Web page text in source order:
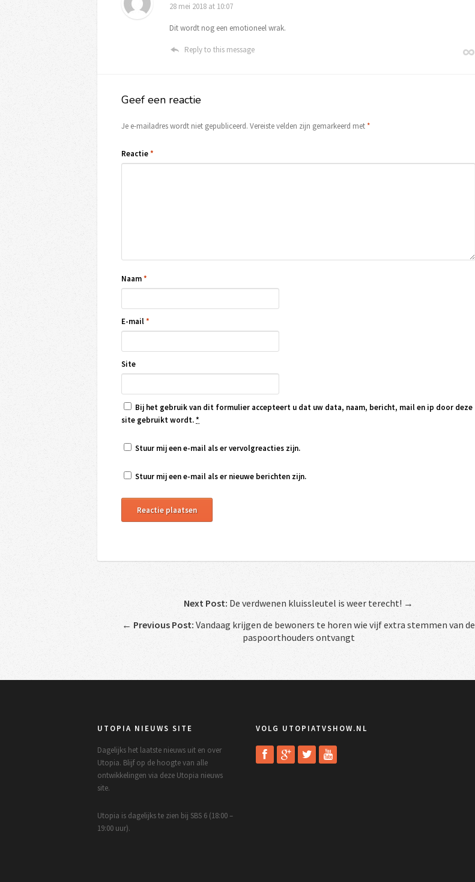
28 mei 2018 at 10:07
Dit wordt nog een emotioneel wrak.
Reply to this message
Geef een reactie
Je e-mailadres wordt niet gepubliceerd. Vereiste velden zijn gemarkeerd met*
Reactie*
Naam*
E-mail*
Site
Bij het gebruik van dit formulier accepteert u dat uw data, naam, bericht, mail en ip door deze
site gebruikt wordt.*
Stuur mij een e-mail als er vervolgreacties zijn.
Stuur mij een e-mail als er nieuwe berichten zijn.
Next Post: De verdwenen kluissleutel is weer terecht! →
← Previous Post: Vandaag krijgen de bewoners te horen wie vijf extra stemmen van de
paspoorthouders ontvangt
UTOPIA NIEUWS SITE
Dagelijks het laatste nieuws uit en over
Utopia. Blijf op de hoogte van alle
ontwikkelingen via deze Utopia nieuws
site.
Utopia is dagelijks te zien bij SBS 6 (18:00 –
19:00 uur).
VOLG UTOPIATVSHOW.NL